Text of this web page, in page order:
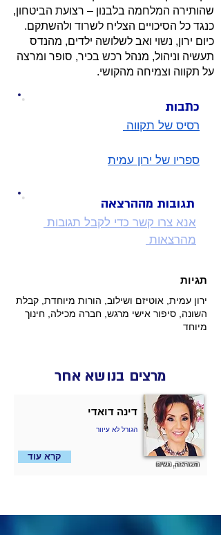
שהותירה המלחמה בלבנון – רצועת הביטחון,
כנגד כל הסיכויים הצליח לשרוד ולהשתקם.
כיום ירון, נשוי ואב לשלושה ילדים, מהנדס
תעשיה וניהול, מנהל רכש בכיר, סופר ומרצה
על תקווה וצמיחה מהקושי.
כתבות
רסיס של תקווה
ספריו של ירון עמית
תגובות מההרצאה
אנא צרו קשר כדי לקבל תגובות
מהרצאות
תגיות
ירון עמית, אוטיזם ושילוב, הורות מיוחדת, קבלת
השונה, סיפור אישי מרגש, חברה מכילה, חינוך
מיוחד
מרצים בנושא אחר
קרא עוד
השראה, נשים
דינה דואדי
הגורל לא עיוור